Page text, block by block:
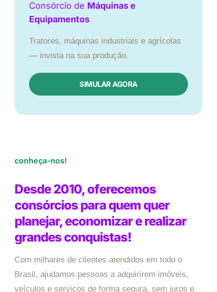
Consórcio de Máquinas e
Equipamentos
Tratores, máquinas industriais e agrícolas
— invista na sua produção.
SIMULAR AGORA
conheça-nos!
Desde 2010, oferecemos
consórcios para quem quer
planejar, economizar e realizar
grandes conquistas!
Com milhares de clientes atendidos em todo o
Brasil, ajudamos pessoas a adquirirem imóveis,
veículos e serviços de forma segura, sem juros e